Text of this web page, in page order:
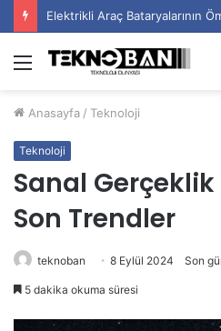
Elektrikli Araç Bataryalarının
Menü
Anasayfa / Teknoloji
Teknoloji
Sanal
Son Trendler
teknoban 8 Eylül 2024 Son
5 dakika okuma süresi